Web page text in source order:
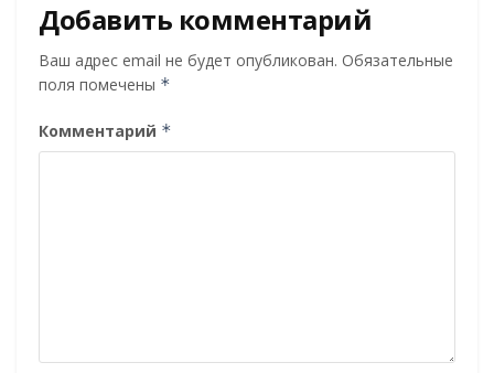
Добавить комментарий
Ваш адрес email не будет опубликован. Обязательные
поля помечены *
Комментарий *